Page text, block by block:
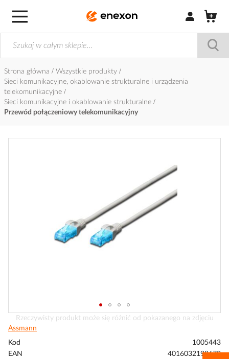
Zaloguj się /
Strona główna
Wszystkie produkty
Sieci komunikacyjne, okablowanie strukturalne i urządzenia
telekomunikacyjne
Sieci komunikacyjne i okablowanie strukturalne
Przewód połączeniowy telekomunikacyjny
Przejdź
na
początek
Rzeczywisty produkt może się różnić od pokazanego na zdjęciu
Assmann
Kod
1005443
EAN
4016032198673